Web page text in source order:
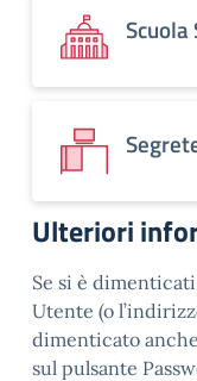
Ulteriori
Se si è
Utente (o
dimenticato
sul pulsante